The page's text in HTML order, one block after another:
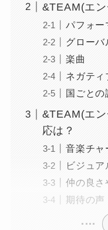
&TEAM(エ
パフォー
グローバ
楽曲
ネガティ
国ごとの
&TEAM(エ
応は？
音楽チャ
ビジュ
仲の良さ
期待の声